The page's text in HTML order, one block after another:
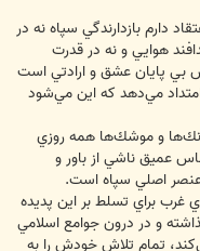
دارم‌ بازدارندگي‌ سپاه‌ نه‌ در
هوايي‌ و نه‌ در قدرت‌
بي‌ پايان‌ عشق‌ و ارادتي‌ است‌
مي‌دهد كه اين‌ مي‌شود
و موشك‌ها همه‌ روزي‌
عميق‌ ناشي‌ از باور و
اصلي‌ سپاه‌ است.
غرب‌ براي‌ تسلط‌ بر اين‌ پديده‌
و در درون‌ جوامع‌ اسلامي‌
تمام‌ تلاش‌ خودش‌ را به‌